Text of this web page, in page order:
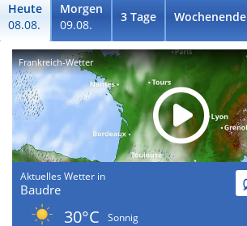
Heute
08.08.
Morgen
09.08.
3 Tage Wochenende
Frankreich-Wetter
Aktuelles Wetter in
Baudre
30°C
Sonnig